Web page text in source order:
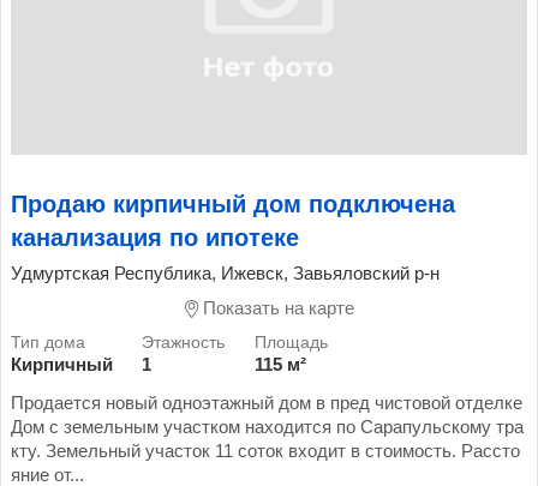
Продаю кирпичный дом подключена
канализация по ипотеке
Удмуртская Республика, Ижевск, Завьяловский р-н
Показать на карте
Кирпичный 1
115 м²
Продается новый одноэтажный дом в пред чистовой отделке
Дом с земельным участком находится по Сарапульскому тра
кту. Земельный участок 11 соток входит в стоимость. Рассто
яние от...